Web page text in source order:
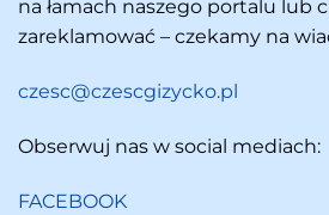
na łamach naszego portalu lub
zareklamować – czekamy na
czesc@czescgizycko.pl
Obserwuj nas w social mediach:
FACEBOOK